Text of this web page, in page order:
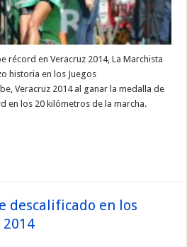
récord en Veracruz 2014, La Marchista
historia en los Juegos
Veracruz 2014 al ganar la medalla de
en los 20 kilómetros de la marcha.
descalificado en los
2014